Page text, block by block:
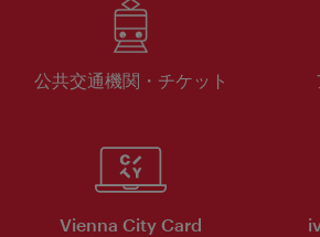
公共交通機関・チケット
Vienna City Card